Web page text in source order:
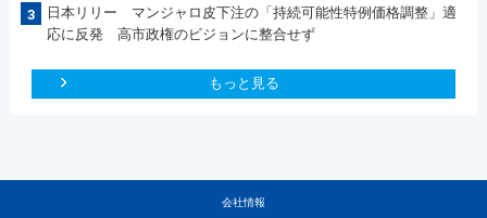
3
日本リリー マンジャロ皮下注の「持続可能性特例価格調整」適
応に反発 高市政権のビジョンに整合せず
もっと見る
会社情報